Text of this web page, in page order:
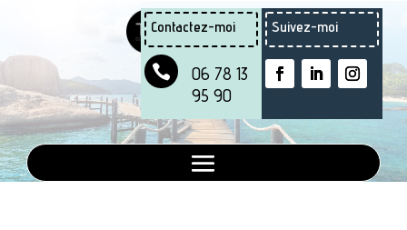
Contactez-moi

06 78 13
95 90
Suivez-moi
Contactez-moi

06 78 13
95 90
Suivez-moi